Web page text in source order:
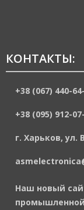
КОНТАКТЫ:
+38 (067) 440-
+38 (095) 912-
г. Харьков, ул.
Наш новый